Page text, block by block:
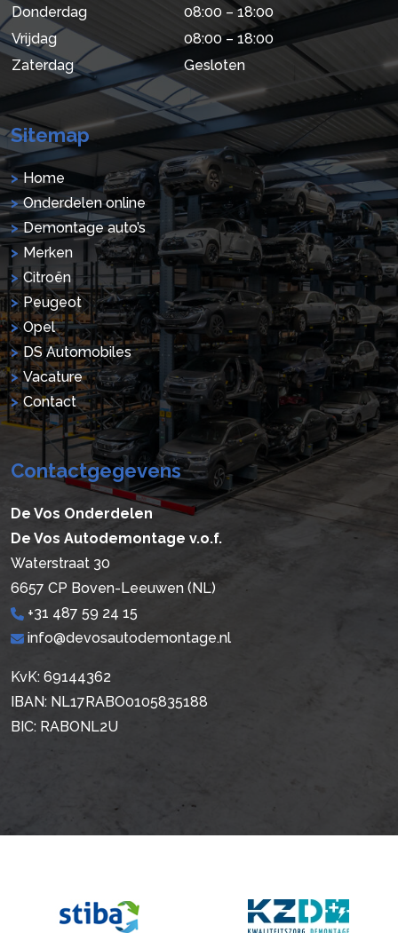
Donderdag
08:00 – 18:00
Vrijdag
08:00 – 18:00
Zaterdag
Gesloten
Sitemap
Home
Onderdelen online
Demontage auto’s
Merken
Citroën
Peugeot
Opel
DS Automobiles
Vacature
Contact
Contactgegevens
De Vos Onderdelen
De Vos Autodemontage v.o.f.
Waterstraat 30
6657 CP Boven-Leeuwen (NL)
+31 487 59 24 15
info@devosautodemontage.nl
KvK: 69144362
IBAN: NL17RABO0105835188
BIC: RABONL2U